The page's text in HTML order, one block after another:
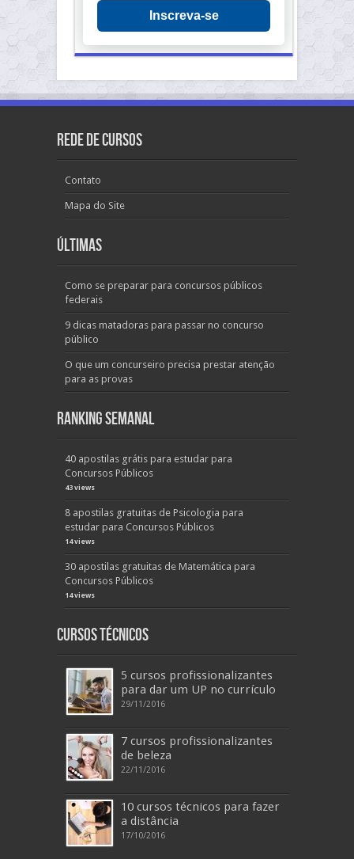
Inscreva-se
Rede de Cursos
Contato
Mapa do Site
Últimas
Como se preparar para concursos públicos
federais
9 dicas matadoras para passar no concurso
público
O que um concurseiro precisa prestar atenção
para as provas
Ranking Semanal
40 apostilas grátis para estudar para
Concursos Públicos
43 views
8 apostilas gratuitas de Psicologia para
estudar para Concursos Públicos
14 views
30 apostilas gratuitas de Matemática para
Concursos Públicos
14 views
Cursos Técnicos
5 cursos profissionalizantes
para dar um UP no currículo
29/11/2016
7 cursos profissionalizantes
de beleza
22/11/2016
10 cursos técnicos para fazer
a distância
17/10/2016